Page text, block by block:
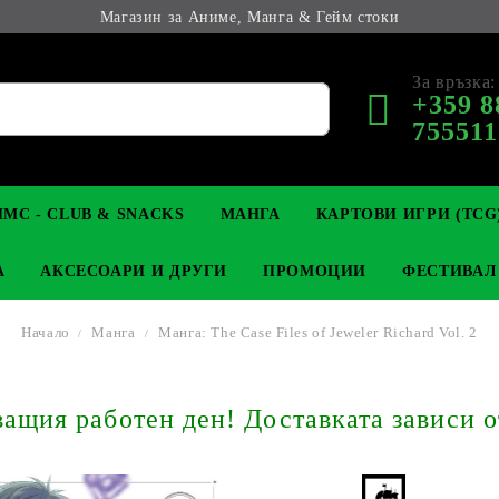
Магазин за Аниме, Манга & Гейм стоки
За връзка:
+359
КОЛЕКЦИОНЕРСКИ
YU-GI-OH! TCG
- CLUB & SNACKS МАНГА
LIGHT NOVEL
КАРТОВИ ИГРИ
MAGIC: THE GATHERING
АНИМЕ ФИГУРКИ
АКСЕСОАРИ И ДРУГИ
КЛЮЧОДЪРЖАТЕЛИ
ПРОМОЦИИ
Начало Манга Манга: The Case Files of Jeweler Richard Vol. 2
работен ден! Доставката зависи